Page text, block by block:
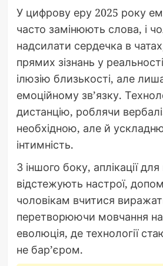
У цифрову еру 2025 року
часто замінюють слова, і
надсилати сердечка в
прямих зізнань у
ілюзію близькості, але
емоційному зв’язку.
дистанцію, роблячи
необхідною, але й
інтимність.
З іншого боку, аплікації
відстежують настрої,
чоловікам вчитися
перетворюючи мовчання на
еволюція, де технології
не бар’єром.